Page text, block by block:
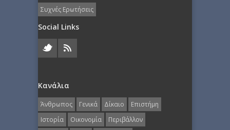
Συχνές Ερωτήσεις
Social Links
Κανάλια
Άνθρωπος Γενικά Δίκαιο
Επιστήμη
Ιστορία
Οικονομία
Περιβάλλον